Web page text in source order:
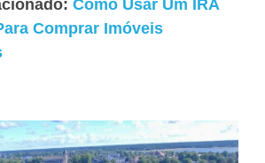
Como Usar Um IRA
Comprar Imóveis